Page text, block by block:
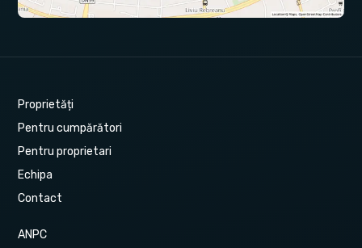
Proprietăți
Pentru cumpărători
Pentru proprietari
Echipa
Contact
ANPC